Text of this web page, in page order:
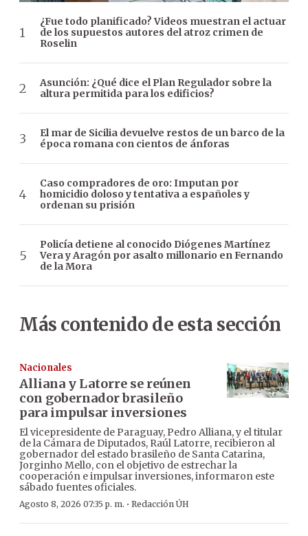
¿Fue todo planificado? Videos muestran el actuar
de los supuestos autores del atroz crimen de
Roselin
Asunción: ¿Qué dice el Plan Regulador sobre la
altura permitida para los edificios?
El mar de Sicilia devuelve restos de un barco de la
época romana con cientos de ánforas
Caso compradores de oro: Imputan por
homicidio doloso y tentativa a españoles y
ordenan su prisión
Policía detiene al conocido Diógenes Martínez
Vera y Aragón por asalto millonario en Fernando
de la Mora
Más contenido de esta sección
Nacionales
Alliana y Latorre se reúnen
con gobernador brasileño
para impulsar inversiones
El vicepresidente de Paraguay, Pedro Alliana, y el titular
de la Cámara de Diputados, Raúl Latorre, recibieron al
gobernador del estado brasileño de Santa Catarina,
Jorginho Mello, con el objetivo de estrechar la
cooperación e impulsar inversiones, informaron este
sábado fuentes oficiales.
Agosto 8, 2026 07:35 p. m. · Redacción ÚH